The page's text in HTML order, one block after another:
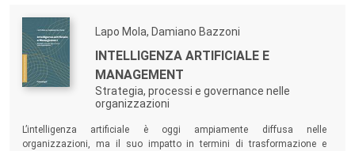
Lapo Mola, Damiano Bazzoni
INTELLIGENZA ARTIFICIALE E
MANAGEMENT
Strategia, processi e governance nelle
organizzazioni
L’intelligenza artificiale è oggi ampiamente diffusa nelle
organizzazioni, ma il suo impatto in termini di trasformazione e